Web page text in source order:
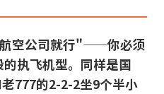
空公司就行"——你必须
执飞机型。同样是国
777的2-2-2坐9个半小